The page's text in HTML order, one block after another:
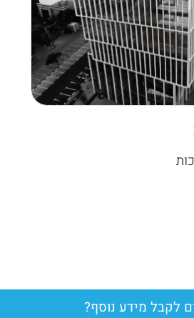
לקבל מידע נוסף?